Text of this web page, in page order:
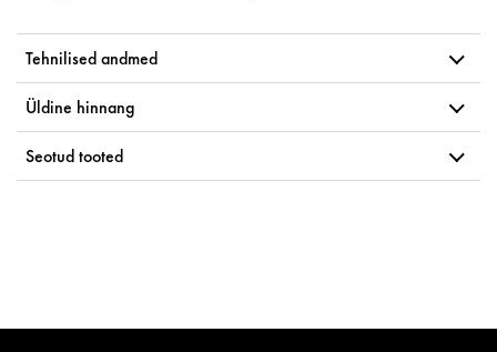
Tehnilised andmed
Üldine hinnang
Seotud tooted